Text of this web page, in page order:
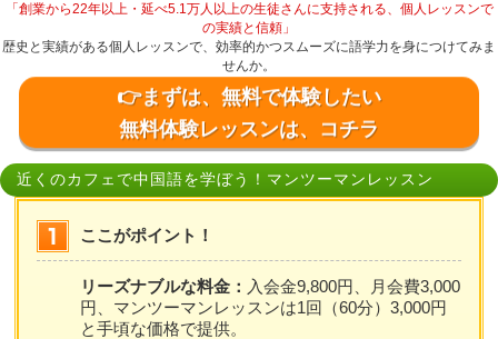
「創業から22年以上・延べ5.1万人以上の生徒さんに支持される、個人レッスンで
の実績と信頼」
歴史と実績がある個人レッスンで、効率的かつスムーズに語学力を身につけてみま
せんか。
👉まずは、無料で体験したい
無料体験レッスンは、コチラ
近くのカフェで中国語を学ぼう！マンツーマンレッスン
ここがポイント！
リーズナブルな料金： 入会金9,800円、月会費3,000
円、マンツーマンレッスンは1回（60分）3,000円
と手頃な価格で提供。